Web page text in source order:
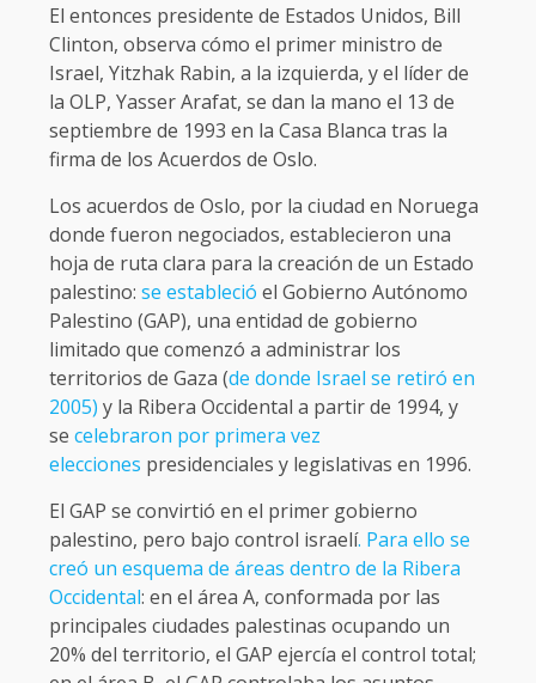
El entonces presidente de Estados Unidos, Bill
Clinton, observa cómo el primer ministro de
Israel, Yitzhak Rabin, a la izquierda, y el líder de
la OLP, Yasser Arafat, se dan la mano el 13 de
septiembre de 1993 en la Casa Blanca tras la
firma de los Acuerdos de Oslo.
Los acuerdos de Oslo, por la ciudad en Noruega
donde fueron negociados, establecieron una
hoja de ruta clara para la creación de un Estado
palestino: se estableció el Gobierno Autónomo
Palestino (GAP), una entidad de gobierno
limitado que comenzó a administrar los
territorios de Gaza (de donde Israel se retiró en
2005) y la Ribera Occidental a partir de 1994, y
se celebraron por primera vez
elecciones presidenciales y legislativas en 1996.
El GAP se convirtió en el primer gobierno
palestino, pero bajo control israelí. Para ello se
creó un esquema de áreas dentro de la Ribera
Occidental: en el área A, conformada por las
principales ciudades palestinas ocupando un
20% del territorio, el GAP ejercía el control total;